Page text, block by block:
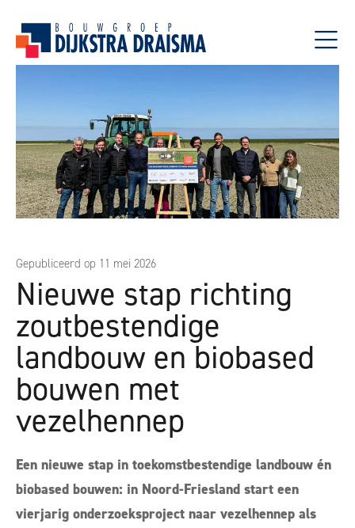
Gepubliceerd op 11 mei 2026
Nieuwe stap richting
zoutbestendige
landbouw en biobased
bouwen met
vezelhennep
Een nieuwe stap in toekomstbestendige landbouw én
biobased bouwen: in Noord-Friesland start een
vierjarig onderzoeksproject naar vezelhennep als